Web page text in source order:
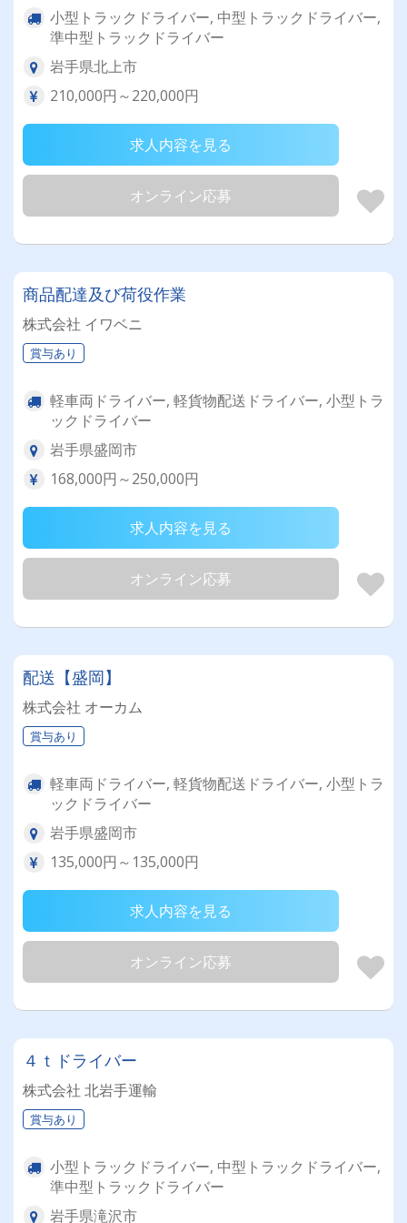
小型トラックドライバー, 中型トラックドライバー,
準中型トラックドライバー
岩手県北上市
210,000円～220,000円
求人内容を見る
オンライン応募
商品配達及び荷役作業
株式会社 イワベニ
賞与あり
軽車両ドライバー, 軽貨物配送ドライバー, 小型トラ
ックドライバー
岩手県盛岡市
168,000円～250,000円
求人内容を見る
オンライン応募
配送【盛岡】
株式会社 オーカム
賞与あり
軽車両ドライバー, 軽貨物配送ドライバー, 小型トラ
ックドライバー
岩手県盛岡市
135,000円～135,000円
求人内容を見る
オンライン応募
４ｔドライバー
株式会社 北岩手運輸
賞与あり
小型トラックドライバー, 中型トラックドライバー,
準中型トラックドライバー
岩手県滝沢市